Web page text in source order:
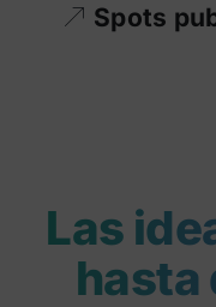
Spots
Las
hasta